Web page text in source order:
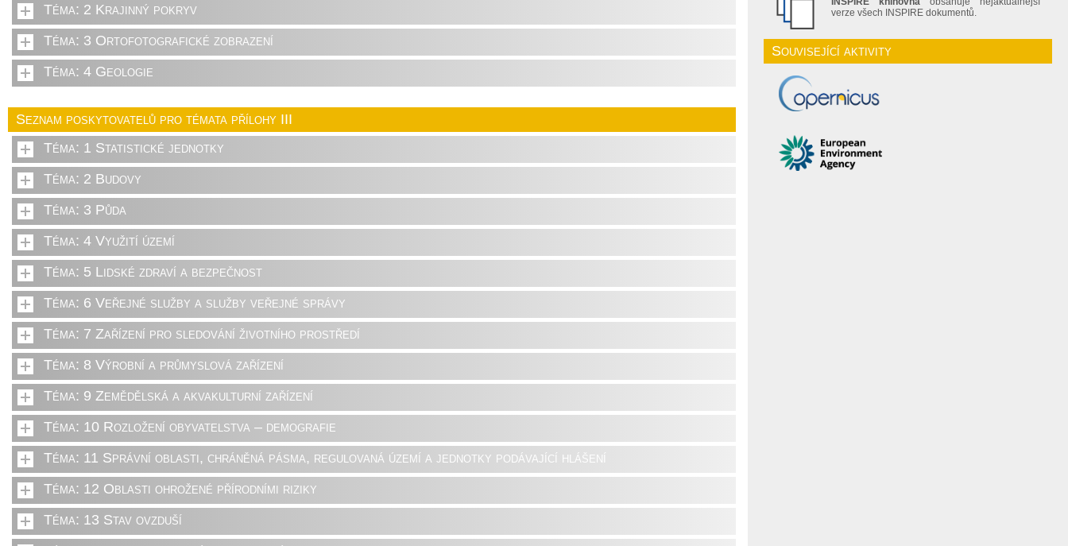
Téma: 2 Krajinný pokryv
Téma: 3 Ortofotografické zobrazení
Téma: 4 Geologie
Seznam poskytovatelů pro témata přílohy III
Téma: 1 Statistické jednotky
Téma: 2 Budovy
Téma: 3 Půda
Téma: 4 Využití území
Téma: 5 Lidské zdraví a bezpečnost
Téma: 6 Veřejné služby a služby veřejné správy
Téma: 7 Zařízení pro sledování životního prostředí
Téma: 8 Výrobní a průmyslová zařízení
Téma: 9 Zemědělská a akvakulturní zařízení
Téma: 10 Rozložení obyvatelstva – demografie
Téma: 11 Správní oblasti, chráněná pásma, regulovaná území a jednotky podávající hlášení
Téma: 12 Oblasti ohrožené přírodními riziky
Téma: 13 Stav ovzduší
verze všech INSPIRE dokumentů.
Související aktivity